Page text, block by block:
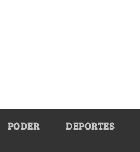
PODER DEPORTES